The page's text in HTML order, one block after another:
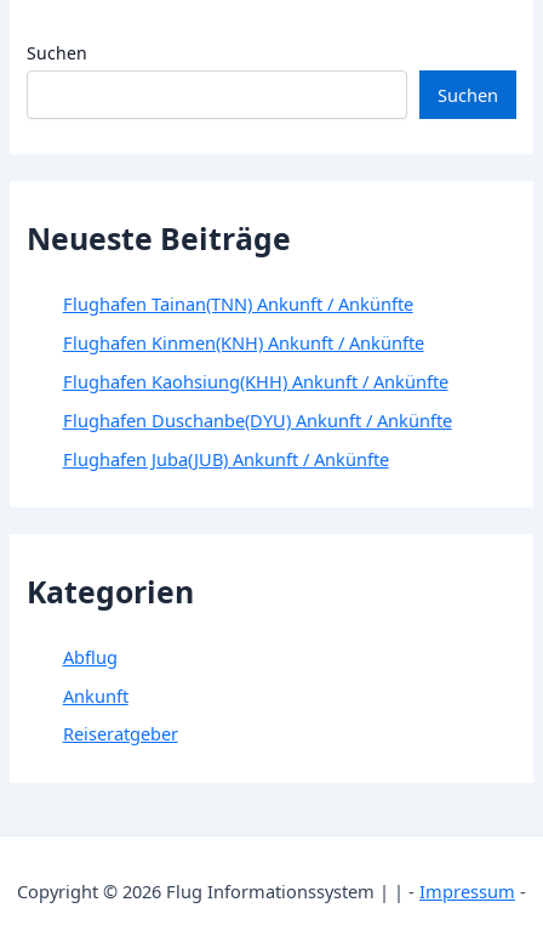
Suchen
Suchen
Neueste Beiträge
Flughafen Tainan(TNN) Ankunft / Ankünfte
Flughafen Kinmen(KNH) Ankunft / Ankünfte
Flughafen Kaohsiung(KHH) Ankunft / Ankünfte
Flughafen Duschanbe(DYU) Ankunft / Ankünfte
Flughafen Juba(JUB) Ankunft / Ankünfte
Kategorien
Abflug
Ankunft
Reiseratgeber
Copyright © 2026 Flug Informationssystem | | - Impressum -